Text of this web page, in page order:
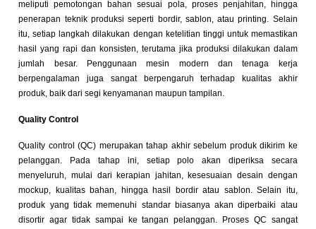
meliputi pemotongan bahan sesuai pola, proses penjahitan, hingga
penerapan teknik produksi seperti bordir, sablon, atau printing. Selain
itu, setiap langkah dilakukan dengan ketelitian tinggi untuk memastikan
hasil yang rapi dan konsisten, terutama jika produksi dilakukan dalam
jumlah besar. Penggunaan mesin modern dan tenaga kerja
berpengalaman juga sangat berpengaruh terhadap kualitas akhir
produk, baik dari segi kenyamanan maupun tampilan.
Quality Control
Quality control (QC) merupakan tahap akhir sebelum produk dikirim ke
pelanggan. Pada tahap ini, setiap polo akan diperiksa secara
menyeluruh, mulai dari kerapian jahitan, kesesuaian desain dengan
mockup, kualitas bahan, hingga hasil bordir atau sablon. Selain itu,
produk yang tidak memenuhi standar biasanya akan diperbaiki atau
disortir agar tidak sampai ke tangan pelanggan. Proses QC sangat